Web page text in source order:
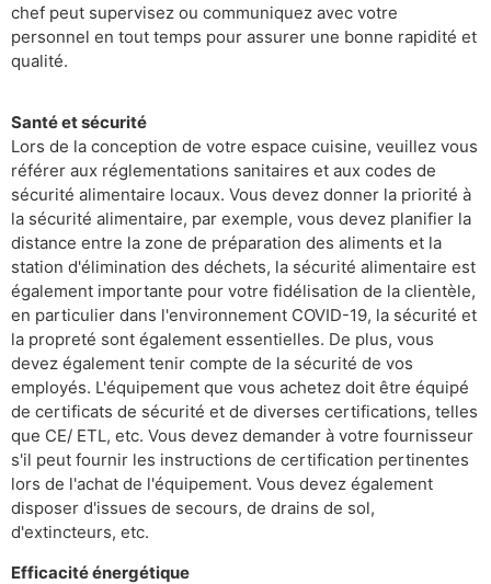
chef peut supervisez ou communiquez avec votre
personnel en tout temps pour assurer une bonne rapidité et
qualité.
Santé et sécurité
Lors de la conception de votre espace cuisine, veuillez vous
référer aux réglementations sanitaires et aux codes de
sécurité alimentaire locaux. Vous devez donner la priorité à
la sécurité alimentaire, par exemple, vous devez planifier la
distance entre la zone de préparation des aliments et la
station d'élimination des déchets, la sécurité alimentaire est
également importante pour votre fidélisation de la clientèle,
en particulier dans l'environnement COVID-19, la sécurité et
la propreté sont également essentielles. De plus, vous
devez également tenir compte de la sécurité de vos
employés. L'équipement que vous achetez doit être équipé
de certificats de sécurité et de diverses certifications, telles
que CE/ ETL, etc. Vous devez demander à votre fournisseur
s'il peut fournir les instructions de certification pertinentes
lors de l'achat de l'équipement. Vous devez également
disposer d'issues de secours, de drains de sol,
d'extincteurs, etc.
Efficacité énergétique